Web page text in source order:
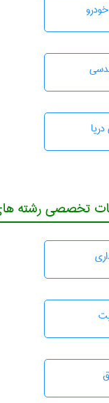
تخصصی رشته